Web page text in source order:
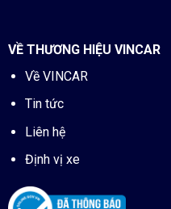
VỀ THƯƠNG HIỆU VINCAR
Về VINCAR
Tin tức
Liên hệ
Định vị xe